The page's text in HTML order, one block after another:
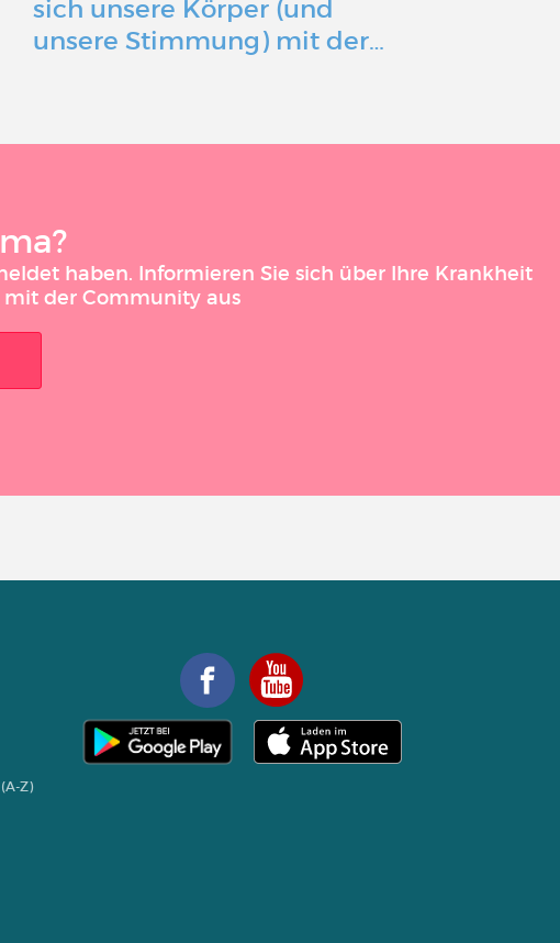
sich unsere Körper (und
unsere Stimmung) mit der…
haben. Informieren Sie sich über Ihre Krankheit
mit der Community aus
Z)